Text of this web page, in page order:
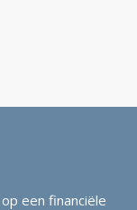
een financiële